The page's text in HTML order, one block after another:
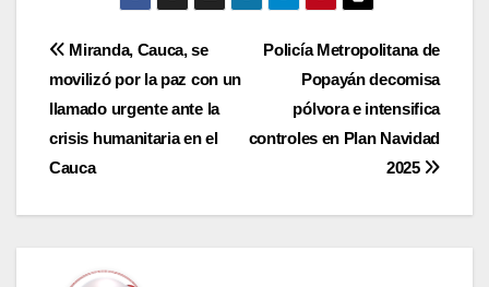
Navegación
de
entradas
Policía Metropolitana de
Popayán decomisa
pólvora e intensifica
controles en Plan Navidad
2025
Miranda, Cauca, se
movilizó por la paz con un
llamado urgente ante la
crisis humanitaria en el
Cauca